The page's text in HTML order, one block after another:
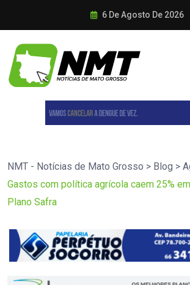
6 De Agosto De 2026
NMT - Notícias de Mato Grosso > Blog >
Gastos com política agrícola caem 25%
Plano Safra